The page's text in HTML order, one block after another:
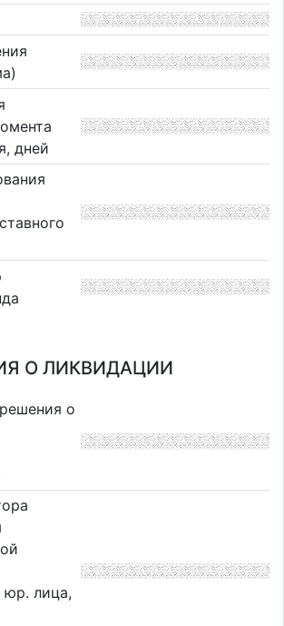
дней
О ЛИКВИДАЦИИ
о
юр. лица,